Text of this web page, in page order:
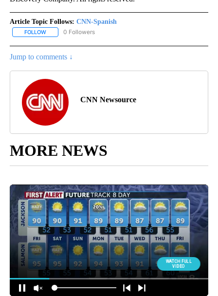
Article Topic Follows: CNN-Spanish
FOLLOW FOLLOW "CNN-SPANISH" TO RECEIVE NOTIFICATIONS ABOUT
0 Followers
Jump to comments ↓
CNN Newsource
MORE NEWS